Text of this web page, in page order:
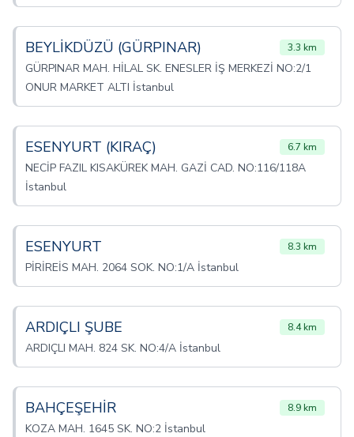
BEYLİKDÜZÜ (GÜRPINAR) 3.3 km
GÜRPINAR MAH. HİLAL SK. ENESLER İŞ MERKEZİ NO:2/1
ONUR MARKET ALTI İstanbul
ESENYURT (KIRAÇ) 6.7 km
NECİP FAZIL KISAKÜREK MAH. GAZİ CAD. NO:116/118A
İstanbul
ESENYURT 8.3 km
PİRİREİS MAH. 2064 SOK. NO:1/A İstanbul
ARDIÇLI ŞUBE 8.4 km
ARDIÇLI MAH. 824 SK. NO:4/A İstanbul
BAHÇEŞEHİR 8.9 km
KOZA MAH. 1645 SK. NO:2 İstanbul